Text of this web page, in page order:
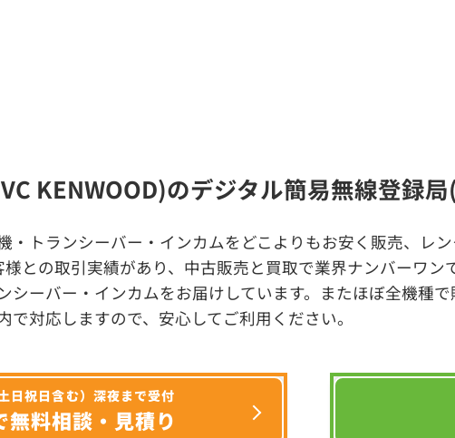
KENWOOD)のデジタル簡易無線登録
・トランシーバー・インカムをどこよりもお安く販売、レ
との取引実績があり、中古販売と買取で業界ナンバーワン
シーバー・インカムをお届けしています。またほぼ全機種
で対応しますので、安心してご利用ください。
日祝日含む）深夜まで受付
無料相談・見積り